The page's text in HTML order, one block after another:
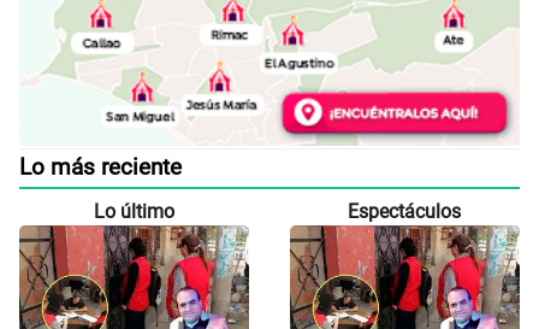
Lo más reciente
Lo último Espectáculos